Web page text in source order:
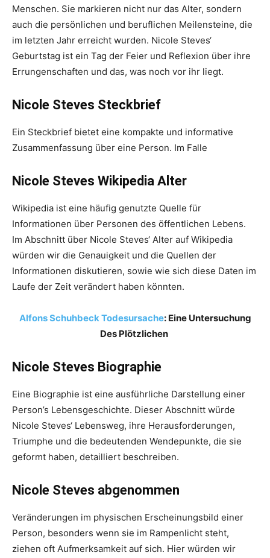
Menschen. Sie markieren nicht nur das Alter, sondern
auch die persönlichen und beruflichen Meilensteine, die
im letzten Jahr erreicht wurden. Nicole Steves‘
Geburtstag ist ein Tag der Feier und Reflexion über ihre
Errungenschaften und das, was noch vor ihr liegt.
Nicole Steves Steckbrief
Ein Steckbrief bietet eine kompakte und informative
Zusammenfassung über eine Person. Im Falle
Nicole Steves Wikipedia Alter
Wikipedia ist eine häufig genutzte Quelle für
Informationen über Personen des öffentlichen Lebens.
Im Abschnitt über Nicole Steves‘ Alter auf Wikipedia
würden wir die Genauigkeit und die Quellen der
Informationen diskutieren, sowie wie sich diese Daten im
Laufe der Zeit verändert haben könnten.
Alfons Schuhbeck Todesursache: Eine Untersuchung
Des Plötzlichen
Nicole Steves Biographie
Eine Biographie ist eine ausführliche Darstellung einer
Person’s Lebensgeschichte. Dieser Abschnitt würde
Nicole Steves‘ Lebensweg, ihre Herausforderungen,
Triumphe und die bedeutenden Wendepunkte, die sie
geformt haben, detailliert beschreiben.
Nicole Steves abgenommen
Veränderungen im physischen Erscheinungsbild einer
Person, besonders wenn sie im Rampenlicht steht,
ziehen oft Aufmerksamkeit auf sich. Hier würden wir